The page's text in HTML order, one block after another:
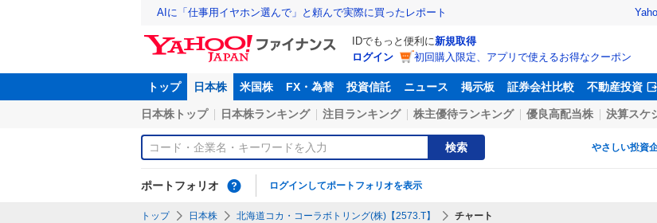
AIに「仕事用イヤホン選んで」と頼んで実際に買ったレポート
IDでもっと便利に新規取得
ログイン
初回購入限定、アプリで使えるお得なクーポン
トップ 日本株 米国株 FX・為替 投資信託 ニュース 掲示板 証券会社比較 不動産投資
日本株トップ 日本株ランキング 注目ランキング 株主優待ランキング 優良高配当株 決算スケ
検索 やさしい投資
ポートフォリオ ログインしてポートフォリオを表示
トップ 日本株 北海道コカ・コーラボトリング(株)【2573.T】 チャート